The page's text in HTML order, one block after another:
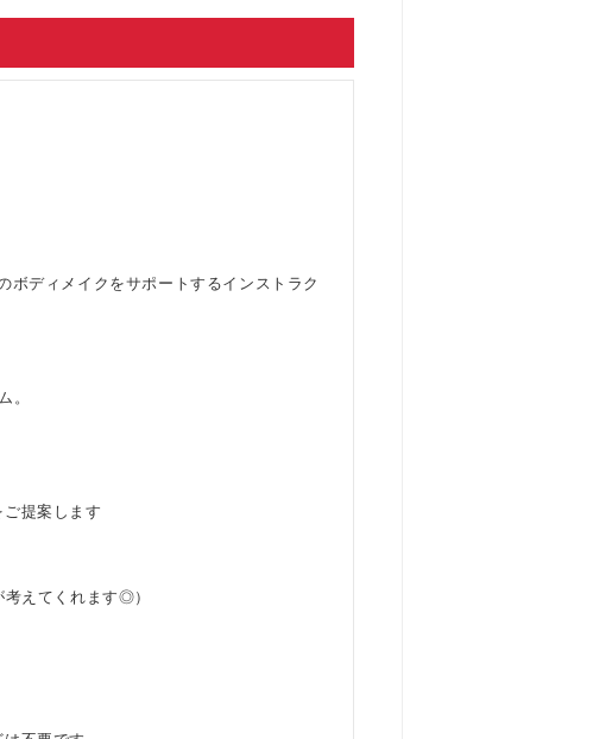
ボディメイクをサポートするインストラク
。
提案します
えてくれます◎）